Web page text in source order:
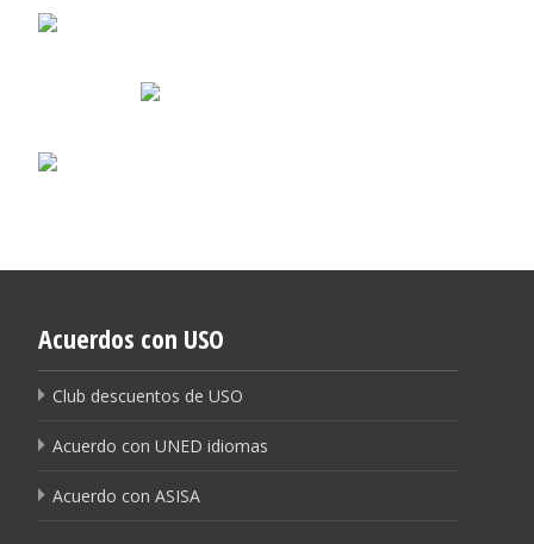
Acuerdos con USO
Club descuentos de USO
Acuerdo con UNED idiomas
Acuerdo con ASISA